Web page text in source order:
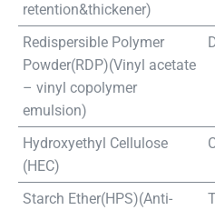
retention&thickener)
Redispersible Polymer
Powder(RDP)(Vinyl acetate
– vinyl copolymer
emulsion)
Hydroxyethyl Cellulose
(HEC)
Starch Ether(HPS)(Anti-